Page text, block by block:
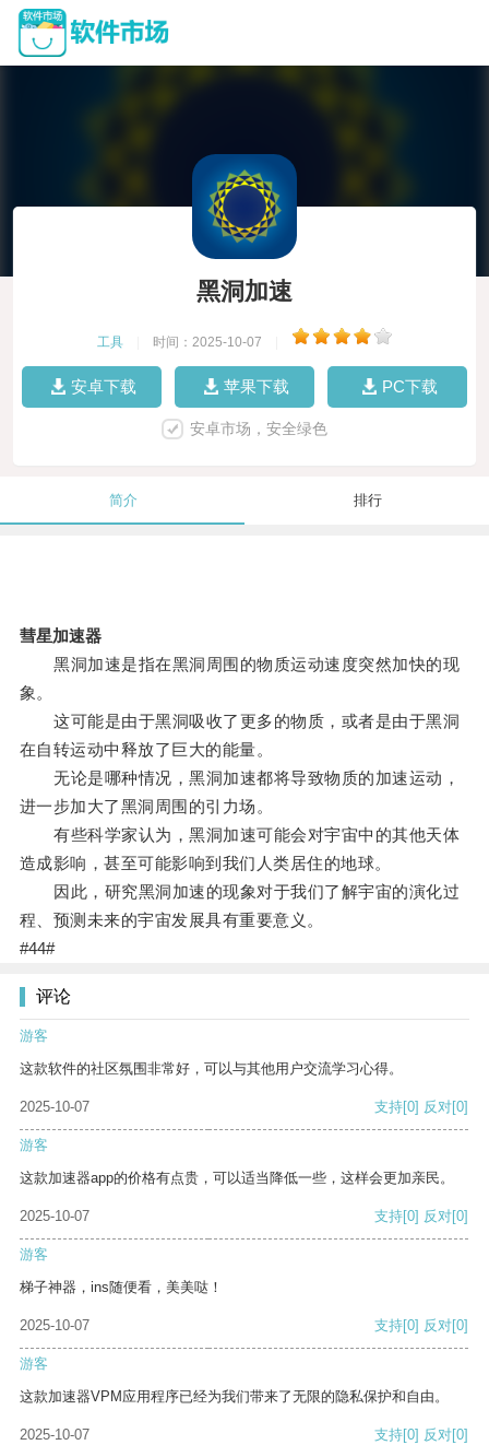
黑洞加速
工具 时间：2025-10-07
安卓下载 苹果下载 PC下载
安卓市场，安全绿色
简介 排行
彗星加速器
黑洞加速是指在黑洞周围的物质运动速度突然加快的现
象。
这可能是由于黑洞吸收了更多的物质，或者是由于黑洞
在自转运动中释放了巨大的能量。
无论是哪种情况，黑洞加速都将导致物质的加速运动，
进一步加大了黑洞周围的引力场。
有些科学家认为，黑洞加速可能会对宇宙中的其他天体
造成影响，甚至可能影响到我们人类居住的地球。
因此，研究黑洞加速的现象对于我们了解宇宙的演化过
程、预测未来的宇宙发展具有重要意义。
#44#
评论
游客
这款软件的社区氛围非常好，可以与其他用户交流学习心得。
2025-10-07 支持[0] 反对[0]
游客
这款加速器app的价格有点贵，可以适当降低一些，这样会更加亲民。
2025-10-07 支持[0] 反对[0]
游客
梯子神器，ins随便看，美美哒！
2025-10-07 支持[0] 反对[0]
游客
这款加速器VPM应用程序已经为我们带来了无限的隐私保护和自由。
2025-10-07 支持[0] 反对[0]